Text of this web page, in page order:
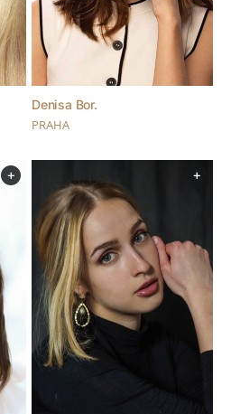
Denisa Bor.
PRAHA
+ +